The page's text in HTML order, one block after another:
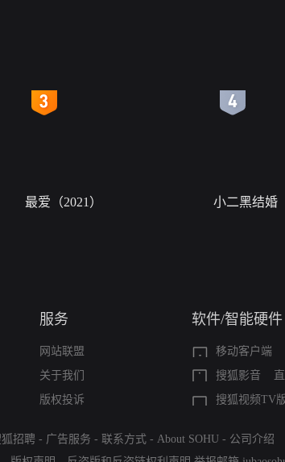
最爱（2021） 小二黑结婚
服务
网站联盟
关于我们
版权投诉
软件/智能硬件
移动客户端
搜狐影音
搜狐视频TV
招聘 - 广告服务 - 联系方式 - About SOHU - 公司介绍